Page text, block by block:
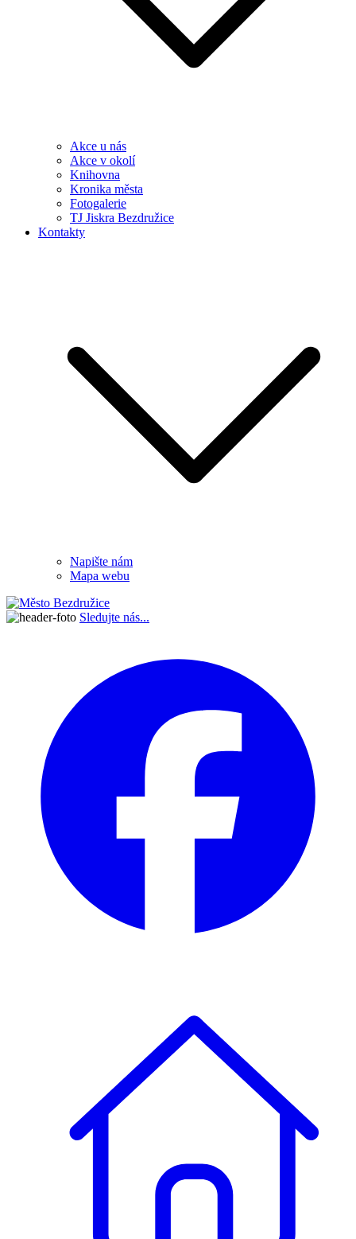
Akce u nás
Akce v okolí
Knihovna
Kronika města
Fotogalerie
TJ Jiskra Bezdružice
Kontakty
Napište nám
Mapa webu
Sledujte nás...